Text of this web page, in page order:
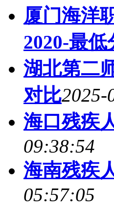
厦门海洋
2020-最
湖北第二
对比2025-
海口残疾
09:38:54
海南残疾
05:57:05